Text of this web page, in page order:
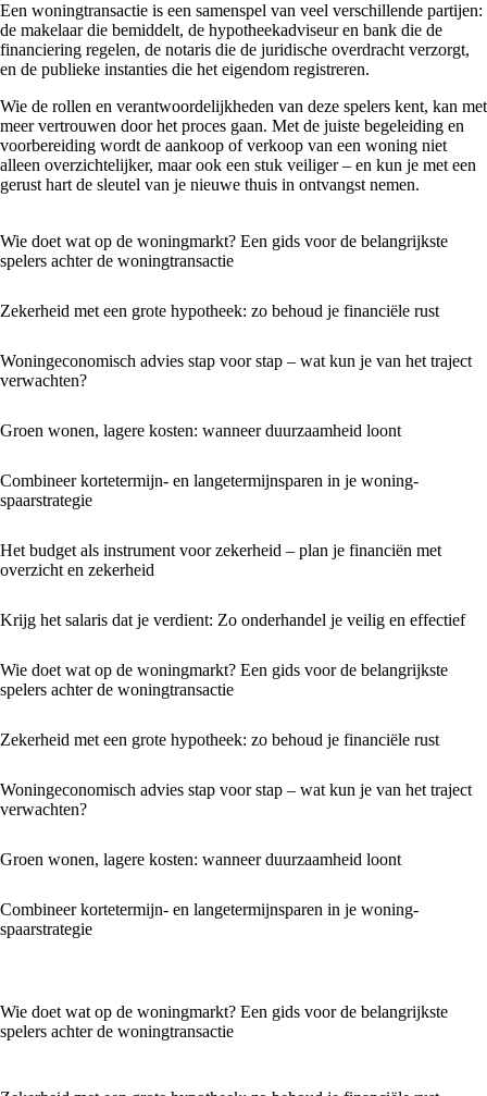
Een woningtransactie is een samenspel van veel verschillende partijen:
de makelaar die bemiddelt, de hypotheekadviseur en bank die de
financiering regelen, de notaris die de juridische overdracht verzorgt,
en de publieke instanties die het eigendom registreren.
Wie de rollen en verantwoordelijkheden van deze spelers kent, kan met
meer vertrouwen door het proces gaan. Met de juiste begeleiding en
voorbereiding wordt de aankoop of verkoop van een woning niet
alleen overzichtelijker, maar ook een stuk veiliger – en kun je met een
gerust hart de sleutel van je nieuwe thuis in ontvangst nemen.
Wie doet wat op de woningmarkt? Een gids voor de belangrijkste
spelers achter de woningtransactie
Zekerheid met een grote hypotheek: zo behoud je financiële rust
Woningeconomisch advies stap voor stap – wat kun je van het traject
verwachten?
Groen wonen, lagere kosten: wanneer duurzaamheid loont
Combineer kortetermijn- en langetermijnsparen in je woning­
spaarstrategie
Het budget als instrument voor zekerheid – plan je financiën met
overzicht en zekerheid
Krijg het salaris dat je verdient: Zo onderhandel je veilig en effectief
Wie doet wat op de woningmarkt? Een gids voor de belangrijkste
spelers achter de woningtransactie
Zekerheid met een grote hypotheek: zo behoud je financiële rust
Woningeconomisch advies stap voor stap – wat kun je van het traject
verwachten?
Groen wonen, lagere kosten: wanneer duurzaamheid loont
Combineer kortetermijn- en langetermijnsparen in je woning­
spaarstrategie
Wie doet wat op de woningmarkt? Een gids voor de belangrijkste
spelers achter de woningtransactie